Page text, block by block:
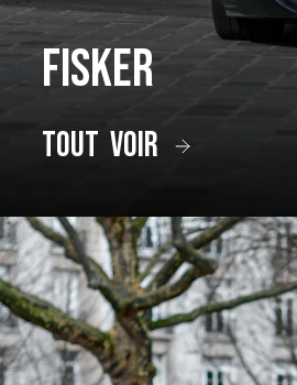
Fisker
tout voir
voyage à